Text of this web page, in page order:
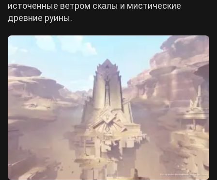
источенные ветром скалы и мистические
древние руины.